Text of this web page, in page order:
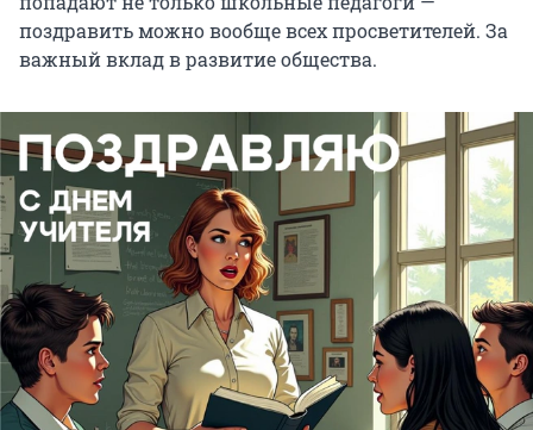
поздравить можно вообще всех просветителей. За
важный вклад в развитие общества.